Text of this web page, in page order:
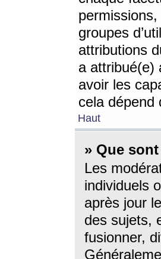
groupes
attributions
a attribué(e)
avoir les
cela dépend
Haut
» Que
Les
individuels
après jour
des sujets,
fusionner,